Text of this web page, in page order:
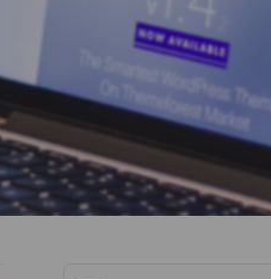
分账让智慧景区交易更智能
集市/夜市
用分账带动区域地摊经济
医疗行业
合规经营，筑牢企业发展安全防线
电商支付
一键收款即可实现销售翻番
供应链融资